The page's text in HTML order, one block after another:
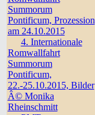
Summorum
Pontificum, Prozession
am 24.10.2015
4. Internationale
Romwallfahrt
Summorum
Pontificum,
22.-25.10.2015, Bilder
Â© Monika
Rheinschmitt